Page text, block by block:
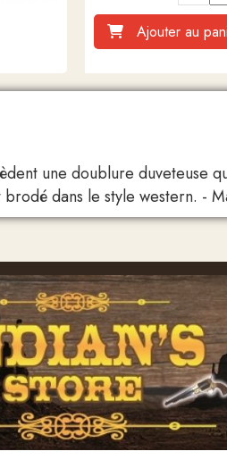
Ajouter au
une doublure duveteuse
dans le style western. -